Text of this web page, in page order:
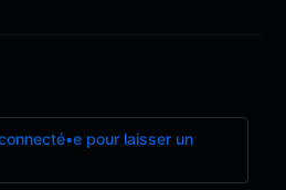
pour laisser un